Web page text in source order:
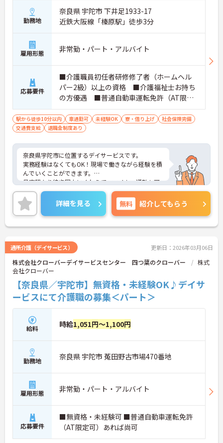
勤務地
奈良県 宇陀市 下井足1933-17
近鉄大阪線「榛原駅」徒歩3分
雇用形態 非常勤・パート・アルバイト
応募要件
■介護職員初任者研修修了者（ホームヘル
パー2級）以上の資格 ■介護福祉士お持ち
の方優遇 ■普通自動車運転免許（AT限定
可） ■経験不問 ■日曜勤務できる方が
望ましい
駅から徒歩10分以内 車通勤可 未経験OK 寮・借り上げ
社会保険完備
交通費支給
退職金制度あり
奈良県宇陀市に位置するデイサービスです。
実務経験はなくてもOK！現場で働きながら経験を積
んでいくことができます。
最寄駅より徒歩圏内にくわえて、マイカー通勤も可
能と通勤も便利です。
ご興味をお持ちの方はお気軽にお問い合わせくださ
い。
詳細を見る 無料 紹介してもらう
通所介護（デイサービス） 更新日：2026年03月06日
株式会社クローバーデイサービスセンター 四つ葉のクローバー
株式
会社クローバー
【奈良県／宇陀市】無資格・未経験OK♪デイサ
ービスにて介護職の募集＜パート＞
給料 時給1,051円～1,100円
勤務地 奈良県 宇陀市 菟田野古市場470番地
雇用形態 非常勤・パート・アルバイト
応募要件
■無資格・未経験可 ■普通自動車運転免許
（AT限定可）あれば尚可